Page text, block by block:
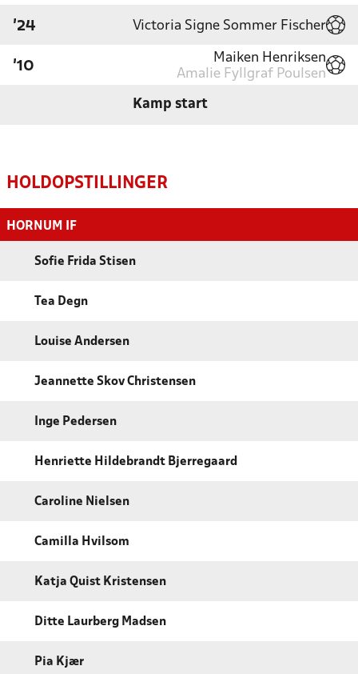
'24 Victoria Signe Sommer Fischer
'10
Maiken Henriksen
Amalie Fyllgraf Poulsen
Kamp start
HOLDOPSTILLINGER
HORNUM IF
Sofie Frida Stisen
Tea Degn
Louise Andersen
Jeannette Skov Christensen
Inge Pedersen
Henriette Hildebrandt Bjerregaard
Caroline Nielsen
Camilla Hvilsom
Katja Quist Kristensen
Ditte Laurberg Madsen
Pia Kjær